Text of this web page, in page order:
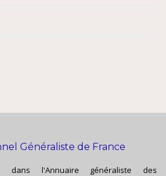
Généraliste de France
dans l'Annuaire généraliste des